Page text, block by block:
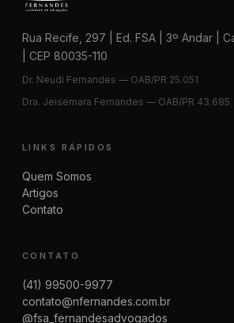
Rua Recife, 297 | Ed. FSA | 3º Andar |
| CEP 80035-110
Dr. Neudi Fernandes — OAB/PR 25.051
Dra. Jeisemara Fernandes — OAB/PR 43.685
LINKS RÁPIDOS
Quem Somos
Artigos
Contato
CONTATO
(41) 99500-9977
contato@nfernandes.com.br
@fsa_fernandesadvogados